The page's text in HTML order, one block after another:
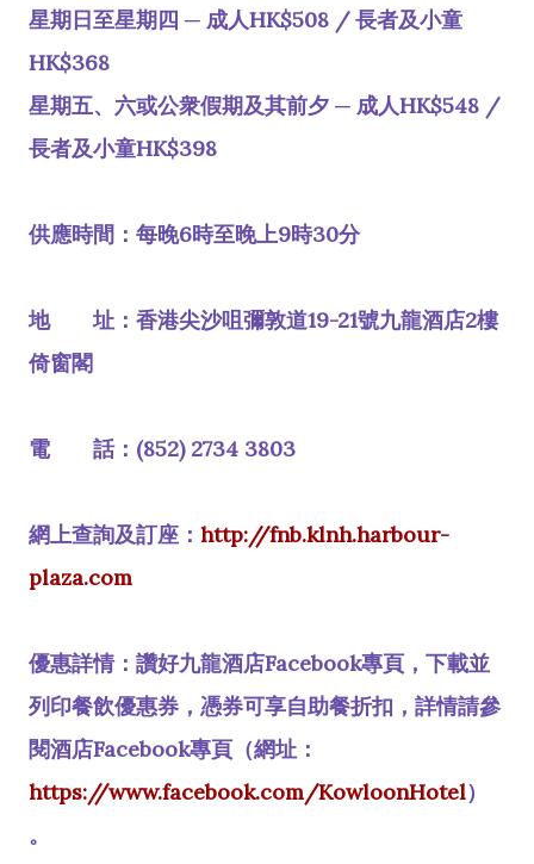
星期日至星期四 ─ 成人HK$508 / 長者及小童
HK$368
星期五、六或公衆假期及其前夕 ─ 成人HK$548 /
長者及小童HK$398
供應時間：每晚6時至晚上9時30分
地 址：香港尖沙咀彌敦道19-21號九龍酒店2樓
倚窗閣
電 話：(852) 2734 3803
網上查詢及訂座： http://fnb.klnh.harbour-
plaza.com
優惠詳情：讚好九龍酒店Facebook專頁，下載並
列印餐飲優惠券，憑券可享自助餐折扣，詳情請參
閱酒店Facebook專頁（網址：
https://www.facebook.com/KowloonHotel）
。